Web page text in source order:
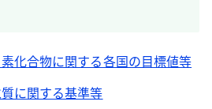
化合物に関する各国の目標値等
に関する基準等